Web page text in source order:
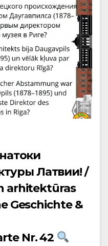
Латвии! /
arhitektūras
Geschichte &
Nr. 42